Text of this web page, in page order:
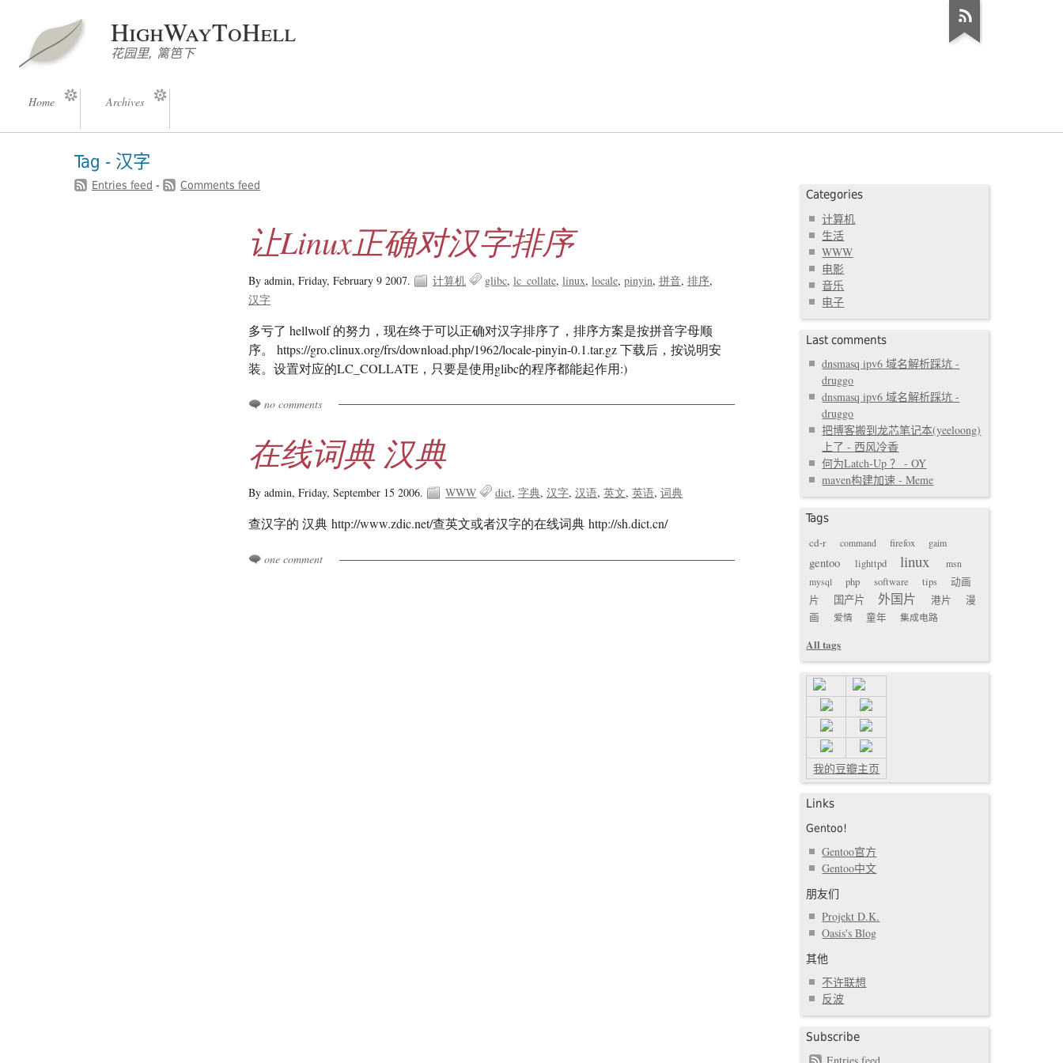
HighWayToHell
花园里, 篱笆下
Home Archives
Tag - 汉字
Entries feed - Comments feed
让Linux正确对汉字排序
By admin,Friday, February 9 2007. 计算机 glibc lc_collate linux locale pinyin 拼音 排序
汉字
多亏了 hellwolf 的努力，现在终于可以正确对汉字排序了，排序方案是按拼音字母顺
序。 https://gro.clinux.org/frs/download.php/1962/locale-pinyin-0.1.tar.gz 下载后，按说明安
装。设置对应的LC_COLLATE，只要是使用glibc的程序都能起作用:)
no comments
在线词典 汉典
By admin,Friday, September 15 2006. WWW dict 字典 汉字 汉语 英文 英语 词典
查汉字的 汉典 http://www.zdic.net/查英文或者汉字的在线词典 http://sh.dict.cn/
one comment
Categories
计算机
生活
WWW
电影
音乐
电子
Last comments
dnsmasq ipv6 域名解析踩坑 -
druggo
dnsmasq ipv6 域名解析踩坑 -
druggo
把博客搬到龙芯笔记本(yeeloong)
上了 - 西风冷香
何为Latch-Up ？ - OY
maven构建加速 - Meme
Tags
cd-r
command firefox gaim
gentoo lighttpd linux
msn
mysql
php software tips
动画
片
国产片 外国片 港片
漫
画
爱情 童年 集成电路
All tags
我的豆瓣主页
Links
Gentoo!
Gentoo官方
Gentoo中文
朋友们
Projekt D.K.
Oasis's Blog
其他
不许联想
反波
Subscribe